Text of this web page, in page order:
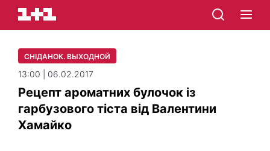
СНІДАНОК. ВЫХОДНОЙ
13:00 | 06.02.2017
Рецепт ароматних булочок із
гарбузового тіста від Валентини
Хамайко